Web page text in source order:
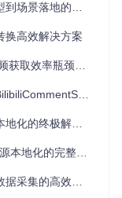
与互动指标，发
现的交叉分析
地的全方位指南
换高效解决方案
的全方位解决方案
高效采集方案全解析
的终极解决方案
的完整解决方案
的高效与精准